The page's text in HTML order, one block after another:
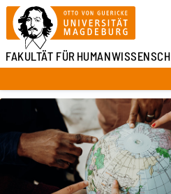
FAKULTÄT FÜR